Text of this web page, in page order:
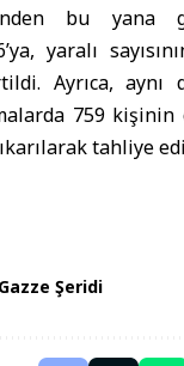
bu yana
yaralı
Ayrıca, aynı
759 kişinin
tahliye
Gazze Şeridi